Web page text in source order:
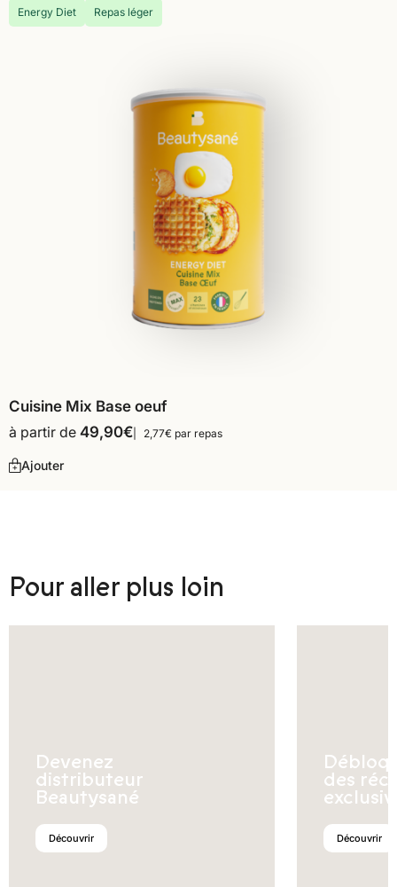
Energy Diet Repas léger
Cuisine Mix Base oeuf
à partir de 49,90€ 2,77€ par repas
Ajouter
Pour aller plus loin
Devenez
distributeur
Beautysané
Découvrir
des
Découvrir